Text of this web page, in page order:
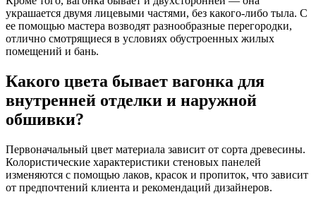
украшается двумя лицевыми частями, без какого-либо тыла. С
ее помощью мастера возводят разнообразные перегородки,
отлично смотрящиеся в условиях обустроенных жилых
помещений и бань.
Какого цвета бывает вагонка для
внутренней отделки и наружной
обшивки?
Первоначальный цвет материала зависит от сорта древесины.
Колористические характеристики стеновых панелей
изменяются с помощью лаков, красок и пропиток, что зависит
от предпочтений клиента и рекомендаций дизайнеров.